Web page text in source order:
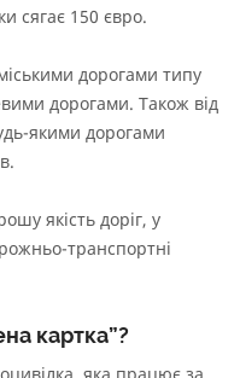
сягає 150 євро.
дорогами типу
дорогами. Також від
якими дорогами
якість доріг, у
транспортні
картка”?